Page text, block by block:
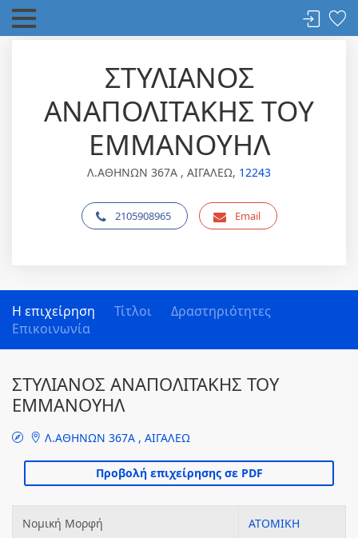
ΣΤΥΛΙΑΝΟΣ
ΑΝΑΠΟΛΙΤΑΚΗΣ ΤΟΥ
ΕΜΜΑΝΟΥΗΛ
Λ.ΑΘΗΝΩΝ 367Α , ΑΙΓΑΛΕΩ, 12243
2105908965 Email
Η επιχείρηση Τίτλοι
Δραστηριότητες
Επικοινωνία
ΣΤΥΛΙΑΝΟΣ ΑΝΑΠΟΛΙΤΑΚΗΣ ΤΟΥ
ΕΜΜΑΝΟΥΗΛ
Λ.ΑΘΗΝΩΝ 367Α , ΑΙΓΑΛΕΩ
Νομική Μορφή ΑΤΟΜΙΚΗ